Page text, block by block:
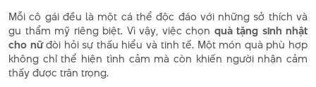
Mỗi cô gái đều là một cá thể độc đáo với những sở thích và
gu thẩm mỹ riêng biệt. Vì vậy, việc chọn quà tặng sinh nhật
cho nữđòi hỏi sự thấu hiểu và tinh tế. Một món quà phù hợp
không chỉ thể hiện tình cảm mà còn khiến người nhận cảm
thấy được trân trọng.